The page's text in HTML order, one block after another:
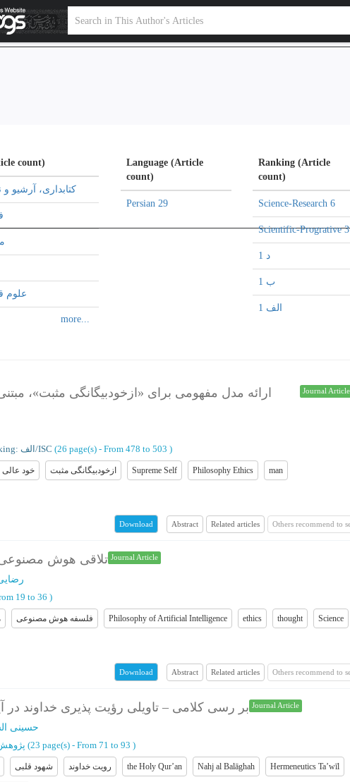
count)
كتابداری، آرشیو
علوم
Language (Article
count)
Persian 29
Ranking (Article
count)
Science-Research 6
Scientific-Progrative 3
د 1
ب 1
الف 1
ارائه مدل مفهومی برای «ازخودبیگانگی مثبت»،
Journal Article
Ranking: الف/ISC (‎26 page(s) - From 478 to 503 )
خود عالی ازخودبیگانگی مثبت Supreme Self Philosophy Ethics man
Download Abstract Related articles Others recommend to
تلاقی هوش Journal Article
19 to 36 )
فلسفه هوش مصنوعی Philosophy of Artificial Intelligence ethics thought Science
Download Abstract Related articles Others recommend to
بر رسی کلامی – تاویلی رؤیت پذیری خداوند در Journal Article
حسینی
پژوهش (‎23 page(s) - From 71 to 93 )
شهود قلبی رویت خداوند the Holy Qur’an Nahj al Balāghah Hermeneutics Ta’wīl